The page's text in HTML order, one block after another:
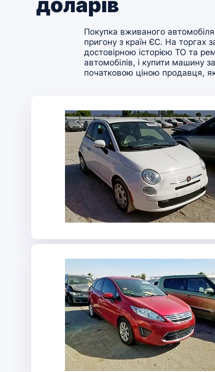
Покупка вживаного
пригону з країн ЄС. На торгах
достовірною історією ТО та
автомобілів, і купити машину
початковою ціною продавця,